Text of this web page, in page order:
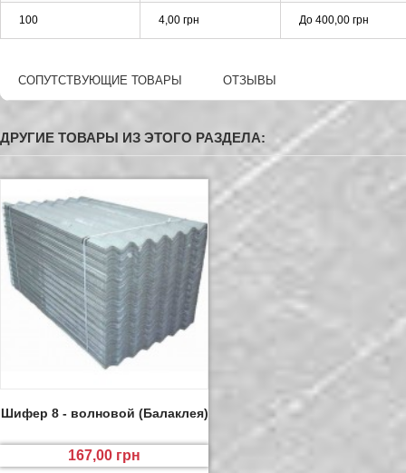
100 4,00 грн До 400,00 грн
СОПУТСТВУЮЩИЕ ТОВАРЫ ОТЗЫВЫ
ДРУГИЕ ТОВАРЫ ИЗ ЭТОГО РАЗДЕЛА:
Шифер 8 - волновой (Балаклея)
167,00 грн